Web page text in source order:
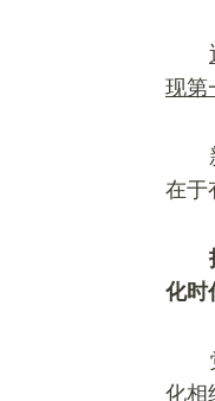
现
在于
化时
化相